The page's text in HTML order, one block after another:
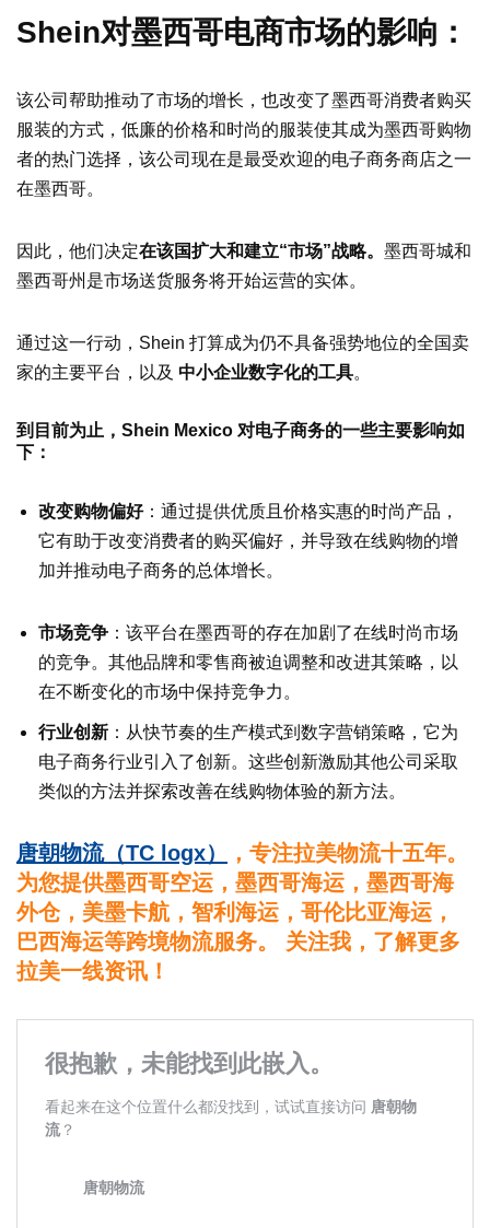
Shein对墨西哥电商市场的影响：
该公司帮助推动了市场的增长，也改变了墨西哥消费者购买
服装的方式，低廉的价格和时尚的服装使其成为墨西哥购物
者的热门选择，该公司现在是最受欢迎的电子商务商店之一
在墨西哥。
因此，他们决定在该国扩大和建立“市场”战略。 墨西哥城和
墨西哥州是市场送货服务将开始运营的实体。
通过这一行动，Shein 打算成为仍不具备强势地位的全国卖
家的主要平台，以及 中小企业数字化的工具。
到目前为止，Shein Mexico 对电子商务的一些主要影响如
下：
改变购物偏好：通过提供优质且价格实惠的时尚产品，
它有助于改变消费者的购买偏好，并导致在线购物的增
加并推动电子商务的总体增长。
市场竞争 ：该平台在墨西哥的存在加剧了在线时尚市场
的竞争。其他品牌和零售商被迫调整和改进其策略，以
在不断变化的市场中保持竞争力。
行业创新 ：从快节奏的生产模式到数字营销策略，它为
电子商务行业引入了创新。这些创新激励其他公司采取
类似的方法并探索改善在线购物体验的新方法。
唐朝物流（TC logx）
，专注拉美物流十五年。
为您提供墨西哥空运，墨西哥海运，墨西哥海
外仓，美墨卡航，智利海运，哥伦比亚海运，
巴西海运等跨境物流服务。 关注我，了解更多
拉美一线资讯！